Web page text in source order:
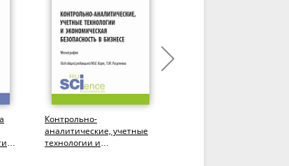
и
Контрольно-
аналитические, учетные
технологии и